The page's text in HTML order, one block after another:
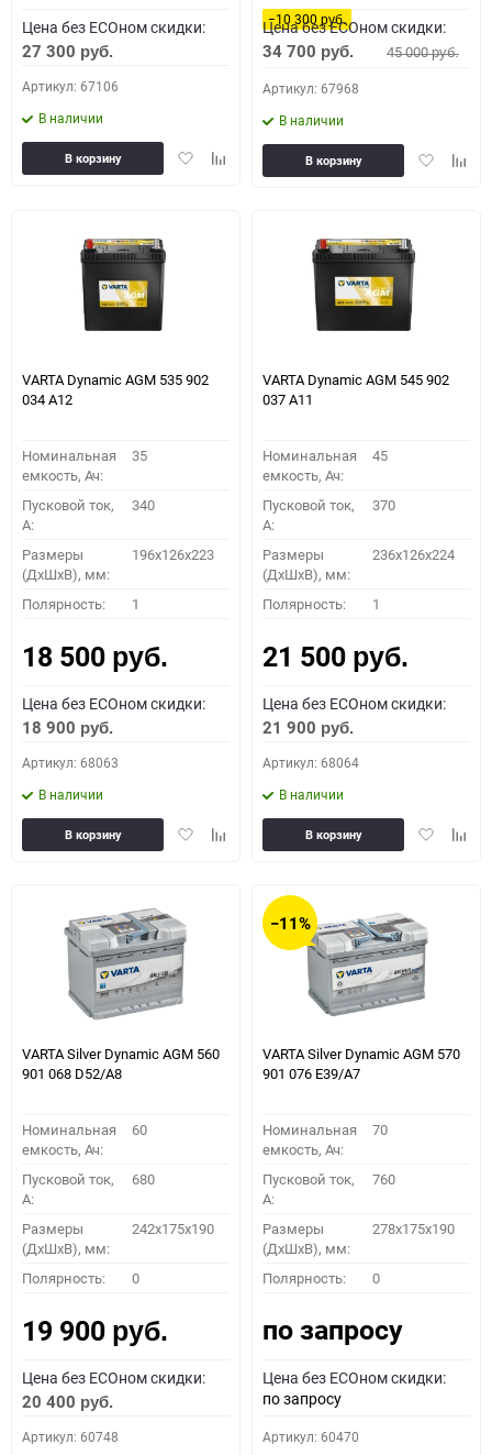
0 - обратная 1 - прямая 3 - обратная 4 - прямая
Цена без ECOном скидки:
27 300 руб.
Артикул: 67106
В наличии
ДобавитьДобавить
В корзину
−10 300 руб.
Цена без ECOном скидки:
34 700 руб. 45 000руб.
Артикул: 67968
В наличии
Добавить
В корзину
VARTA Dynamic AGM 535 902
034 A12
Номинальная
емкость, Ач:
35
Пусковой ток,
A:
340
Размеры
(ДхШхВ), мм:
196х126х223
Полярность: 1
18 500 руб.
Цена без ECOном скидки:
18 900 руб.
Артикул: 68063
В наличии
ДобавитьДобавить
В корзину
VARTA Dynamic AGM 545 902
037 A11
Номинальная
емкость, Ач:
45
Пусковой ток,
A:
370
Размеры
(ДхШхВ), мм:
236x126x224
Полярность: 1
21 500 руб.
Цена без ECOном скидки:
21 900 руб.
Артикул: 68064
В наличии
Добавить
В корзину
VARTA Silver Dynamic AGM 560
901 068 D52/A8
Номинальная
емкость, Ач:
60
Пусковой ток,
A:
680
Размеры
(ДхШхВ), мм:
242x175x190
Полярность: 0
19 900 руб.
Цена без ECOном скидки:
20 400 руб.
Артикул: 60748
−11%
VARTA Silver Dynamic AGM 570
901 076 E39/A7
Номинальная
емкость, Ач:
70
Пусковой ток,
A:
760
Размеры
(ДхШхВ), мм:
278x175x190
Полярность: 0
по запросу
Цена без ECOном скидки:
по запросу
Артикул: 60470